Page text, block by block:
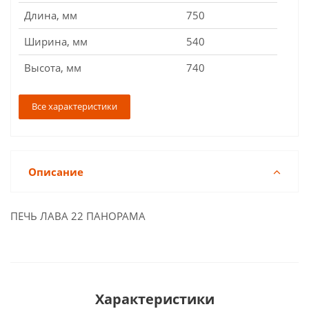
Длина, мм
750
Ширина, мм
540
Высота, мм
740
Все характеристики
Описание
ПЕЧЬ ЛАВА 22 ПАНОРАМА
Характеристики